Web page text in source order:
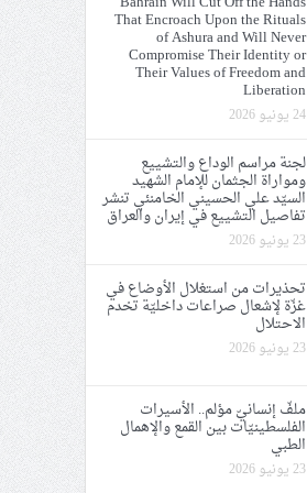
That Encroach Upon the Rituals
of Ashura and Will Never
Compromise Their Identity or
Their Values of Freedom and
Liberation
24 يونيو 2026
لجنة مراسم الوداع والتشييع
ومواراة الجثمان للإمام الشهيد
السيّد علي الحسيني الخامنئي تنشر
تفاصيل التشييع في إيران والعراق
23 يونيو 2026
تحذيرات من استغلال الأوضاع في
غزّة لإشعال صراعات داخليّة تخدم
الاحتلال
23 يونيو 2026
ملفّ إنسانيّ مؤلم.. الأسيرات
الفلسطينيّات بين القمع والإهمال
الطبي
23 يونيو 2026